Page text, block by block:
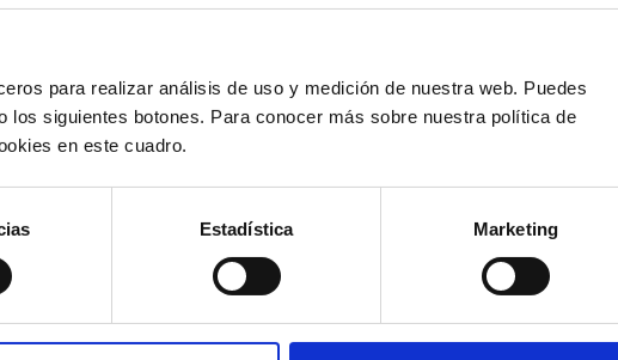
para realizar análisis de uso y medición de nuestra web. Puedes
los siguientes botones. Para conocer más sobre nuestra política de
en este cuadro.
Estadística Marketing
de la IA para el contact center es su
capacidad de
para acceder, cruzar y analizar información.